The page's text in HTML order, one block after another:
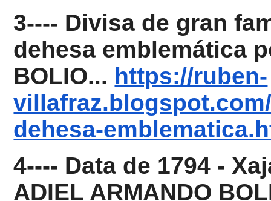
3---- Divisa de gran
dehesa emblemática
BOLIO... https://ruben-
dehesa-
4---- Data de 1794 -
ADIEL ARMANDO